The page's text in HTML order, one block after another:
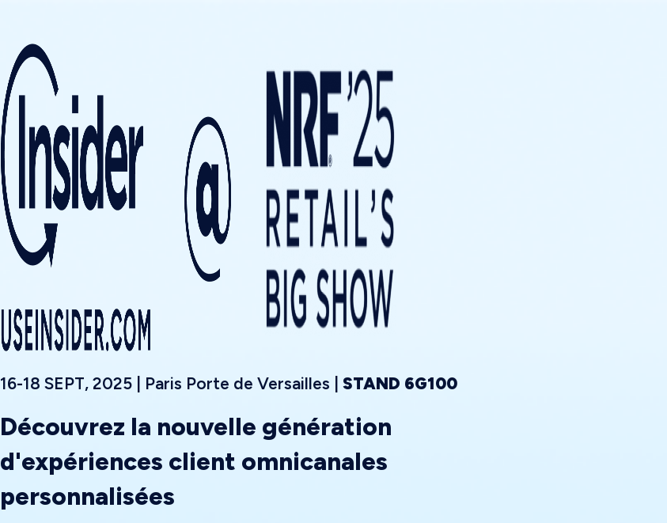
16-18 SEPT, 2025 | Paris Porte de Versailles | STAND 6G100
Découvrez la nouvelle génération
d'expériences client omnicanales
personnalisées